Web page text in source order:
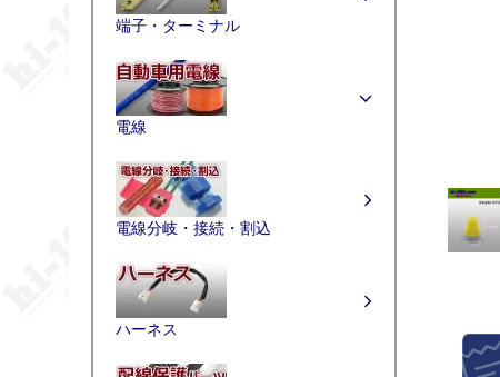
端子・ターミナル
電線
電線分岐・接続・割込
ハーネス